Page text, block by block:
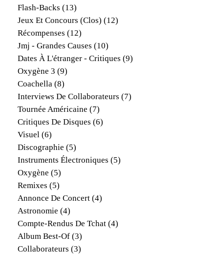
Flash-Backs (13)
Jeux Et Concours (clos) (12)
Récompenses (12)
Jmj - Grandes Causes (10)
Dates À L'étranger - Critiques (9)
Oxygène 3 (9)
Coachella (8)
Interviews De Collaborateurs (7)
Tournée Américaine (7)
Critiques De Disques (6)
Visuel (6)
Discographie (5)
Instruments Électroniques (5)
Oxygène (5)
Remixes (5)
Annonce De Concert (4)
Astronomie (4)
Compte-Rendus De Tchat (4)
Album Best-Of (3)
Collaborateurs (3)